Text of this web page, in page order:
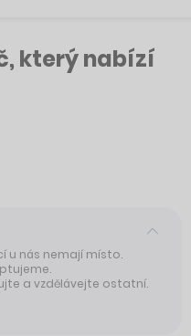
který nabízí
u nás nemají místo.
a vzdělávejte ostatní.